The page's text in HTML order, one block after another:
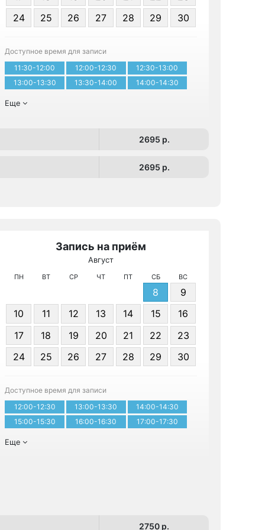
24
25 26 27 28 29 30
Доступное время для записи
11:30-12:00
12:00-12:30
12:30-13:00
13:00-13:30
13:30-14:00 14:00-14:30
Еще
2695 p.
2695 p.
Запись на приём
Август
ПН ВТ СР ЧТ ПТ СБ ВС
8
9
10
11 12 13 14 15
16
17
18 19 20 21 22
23
24
25 26 27 28 29 30
Доступное время для записи
12:00-12:30
13:00-13:30
14:00-14:30
15:00-15:30
16:00-16:30 17:00-17:30
Еще
2750 p.